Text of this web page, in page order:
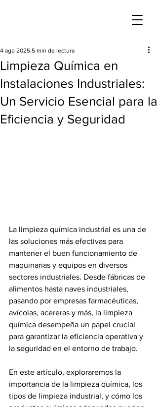
Limpieza Química en
Instalaciones Industriales:
Un Servicio Esencial para la
Eficiencia y Seguridad
4 ago 2025 5 min de lectura
La limpieza química industrial es una de
las soluciones más efectivas para
mantener el buen funcionamiento de
maquinarias y equipos en diversos
sectores industriales. Desde fábricas de
alimentos hasta naves industriales,
pasando por empresas farmacéuticas,
avícolas, acereras y más, la limpieza
química desempeña un papel crucial
para garantizar la eficiencia operativa y
la seguridad en el entorno de trabajo.
En este artículo, exploraremos la
importancia de la limpieza química, los
tipos de limpieza industrial, y cómo los